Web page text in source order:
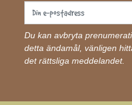
Du kan avbryta
detta ändamål, vänligen
det rättsliga meddelandet.